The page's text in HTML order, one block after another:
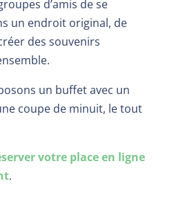
d’amis de se
un endroit original, de
des souvenirs
un buffet avec un
coupe de minuit, le tout
votre place en ligne
.